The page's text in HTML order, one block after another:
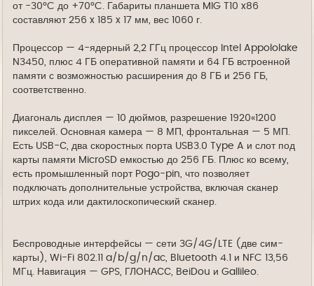
от -30°C до +70°C. Габариты планшета MIG T10 x86
составляют 256 x 185 x 17 мм, вес 1060 г.
Процессор — 4-ядерный 2,2 ГГц процессор Intel Appololake
N3450, плюс 4 ГБ оперативной памяти и 64 ГБ встроенной
памяти с возможностью расширения до 8 ГБ и 256 ГБ,
соответственно.
Диагональ дисплея — 10 дюймов, разрешение 1920«1200
пикселей. Основная камера — 8 МП, фронтальная — 5 МП.
Есть USB-С, два скоростных порта USB3.0 Type A и слот под
карты памяти MicroSD емкостью до 256 ГБ. Плюс ко всему,
есть промышленный порт Pogo-pin, что позволяет
подключать дополнительные устройства, включая сканер
штрих кода или дактилоскопический сканер.
Беспроводные интерфейсы — сети 3G/4G/LTE (две сим-
карты), Wi-Fi 802.11 a/b/g/n/ac, Bluetooth 4.1 и NFC 13,56
МГц. Навигация — GPS, ГЛОНАСС, BeiDou и Gallileo.